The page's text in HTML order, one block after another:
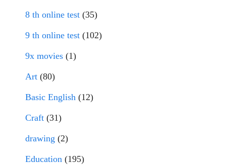
8 th online test (35)
9 th online test (102)
9x movies (1)
Art (80)
Basic English (12)
Craft (31)
drawing (2)
Education (195)